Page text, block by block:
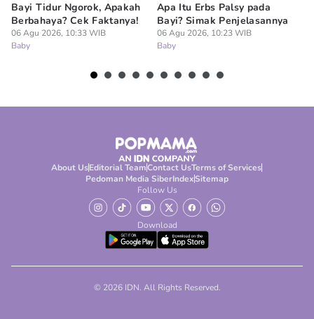
Bayi Tidur Ngorok, Apakah
Berbahaya? Cek Faktanya!
06 Agu 2026, 10:33 WIB
Baby
Apa Itu Erbs Palsy pada
Bayi? Simak Penjelasannya
06 Agu 2026, 10:23 WIB
Baby
About UsEditorial TeamContact UsTerms of Services
Pedoman Media SiberIndexSitemap
Follow Us
Download
© 2026 IDN. All Rights Reserved.